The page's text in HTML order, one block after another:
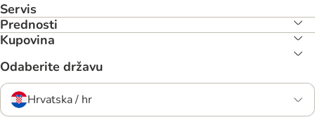
Servis
Prednosti
Kupovina
Odaberite državu
Hrvatska / hr